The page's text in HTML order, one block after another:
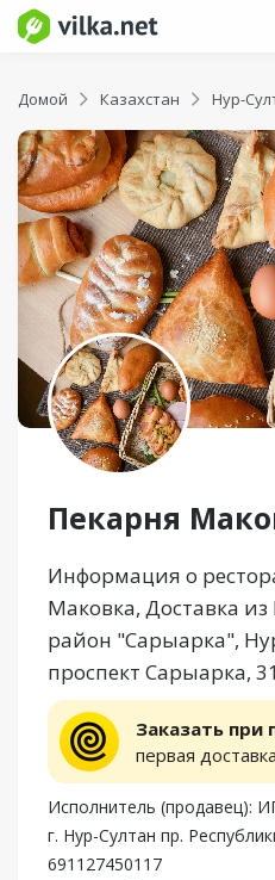
Домой Казахстан Нур-
Пекарня
Информация о
Маковка, Доставка
район "Сарыарка",
проспект Сарыарка, 31
Заказать
первая
Исполнитель (продавец):
г. Нур-Султан пр.
691127450117